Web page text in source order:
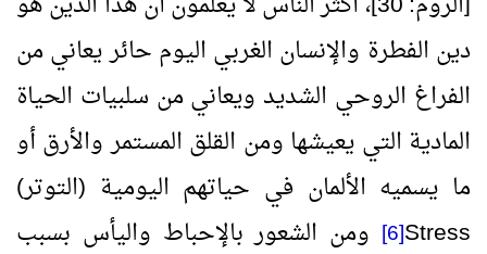
دين الفطرة والإنسان الغربي اليوم حائر يعاني من
الفراغ الروحي الشديد ويعاني من سلبيات الحياة
المادية التي يعيشها ومن القلق المستمر والأرق أو
ما يسميه الألمان في حياتهم اليومية (التوتر)
Stress
[6]
ومن الشعور بالإحباط واليأس بسبب